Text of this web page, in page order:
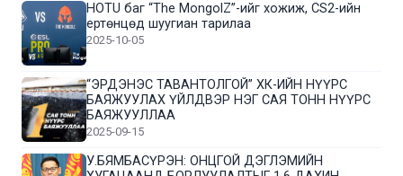
HOTU баг “The MongolZ”-ийг хожиж, CS2-ийн
ертөнцөд шуугиан тарилаа
2025-10-05
“ЭРДЭНЭС ТАВАНТОЛГОЙ” ХК-ИЙН НҮҮРС
БАЯЖУУЛАХ ҮЙЛДВЭР НЭГ САЯ ТОНН НҮҮРС
БАЯЖУУЛЛАА
2025-09-15
У.БЯМБАСҮРЭН: ОНЦГОЙ ДЭГЛЭМИЙН